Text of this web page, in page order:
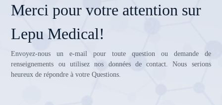
Merci pour votre attention sur
Lepu Medical!
Envoyez-nous un e-mail pour toute question ou demande de
renseignements ou utilisez nos données de contact. Nous serions
heureux de répondre à votre Questions.